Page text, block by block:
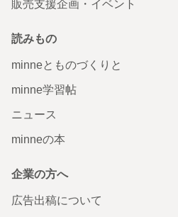
販売支援企画・イベント
読みもの
minneとものづくりと
minne学習帖
ニュース
minneの本
企業の方へ
広告出稿について